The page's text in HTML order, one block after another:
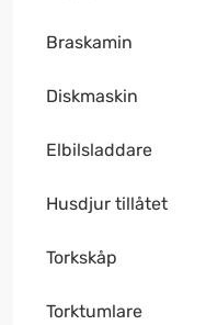
Braskamin
Diskmaskin
Elbilsladdare
Husdjur tillåtet
Torkskåp
Torktumlare